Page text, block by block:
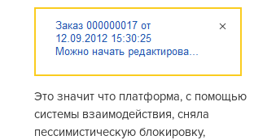
Это значит что платформа, с помощью
системы взаимодействия, сняла
пессимистическую блокировку,